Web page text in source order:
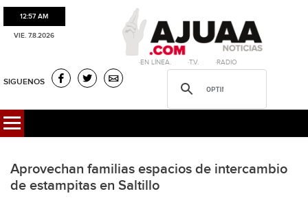
12:57 AM
VIE. 7.8.2026
·EN LÍNEA. ·T.V. ·RADIO
SIGUENOS
Aprovechan familias espacios de intercambio
de estampitas en Saltillo